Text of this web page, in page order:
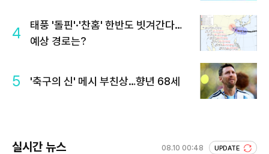
4
태풍 '돌핀'·'찬홈' 한반도 빗겨간다…
예상 경로는?
5 '축구의 신' 메시 부친상…향년 68세
실시간 뉴스 08.10 00:48 UPDATE